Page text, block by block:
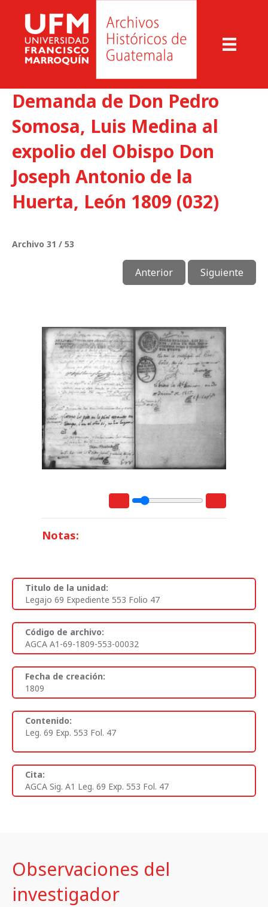
Demanda de Don Pedro
Somosa, Luis Medina al
expolio del Obispo Don
Joseph Antonio de la
Huerta, León 1809 (032)
Archivo 31 / 53
Anterior Siguiente
Notas:
Titulo de la unidad:
Legajo 69 Expediente 553 Folio 47
Código de archivo:
AGCA A1-69-1809-553-00032
Fecha de creación:
1809
Contenido:
Leg. 69 Exp. 553 Fol. 47
Cita:
AGCA Sig. A1 Leg. 69 Exp. 553 Fol. 47
Observaciones del
investigador